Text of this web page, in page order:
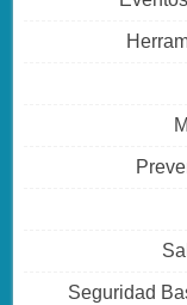
Seguridad